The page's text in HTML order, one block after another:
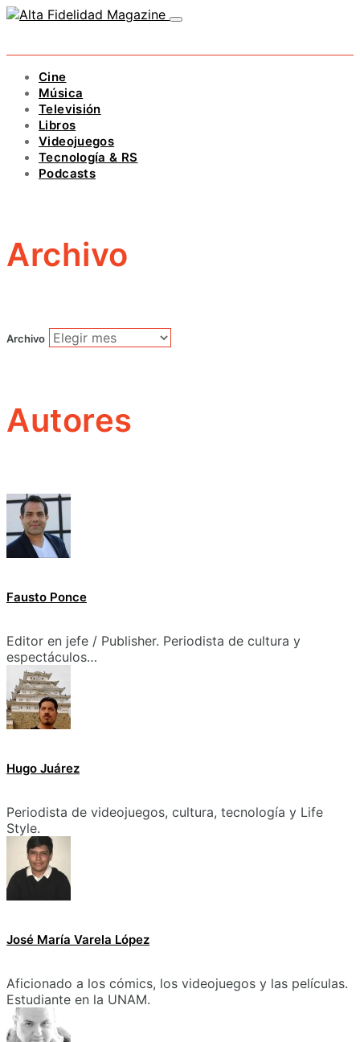
Cine
Música
Televisión
Libros
Videojuegos
Tecnología & RS
Podcasts
Archivo
Archivo
Autores
Fausto Ponce
Editor en jefe / Publisher. Periodista de cultura y
espectáculos…
Hugo Juárez
Periodista de videojuegos, cultura, tecnología y Life
Style.
José María Varela López
Aficionado a los cómics, los videojuegos y las películas.
Estudiante en la UNAM.